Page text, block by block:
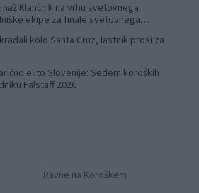
Klančnik na vrhu svetovnega
ekipe za finale svetovnega
kolo Santa Cruz, lastnik prosi za
elito Slovenije: Sedem koroških
Falstaff 2026
Ravne na Koroškem